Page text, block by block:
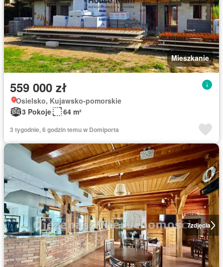
Mieszkanie
559 000 zł
Osielsko, Kujawsko-pomorskie
3 Pokoje
64 m²
3 tygodnie, 6 godzin temu w Domiporta
7zdjęcia